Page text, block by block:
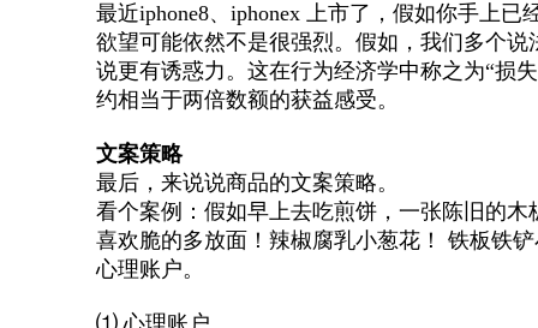
最近iphone8、iphonex 上市了，假如你手上
欲望可能依然不是很强烈。假如，我们多个
说更有诱惑力。这在行为经济学中称之为“损
约相当于两倍数额的获益感受。
文案策略
最后，来说说商品的文案策略。
看个案例：假如早上去吃煎饼，一张陈旧的
喜欢脆的多放面！辣椒腐乳小葱花！ 铁板铁
心理账户。
⑴ 心理账户